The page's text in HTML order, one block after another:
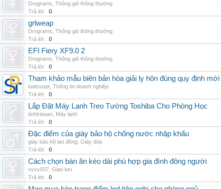
Drograms Thông gió thông thường
Trả lời:
0
grlweap
Drograms Thông gió thông thường
Trả lời:
0
EFI Fiery XF9.0 2
Drograms Thông gió thông thường
Trả lời:
0
Tham khảo mẫu biên bản hòa giải ly hôn đúng quy định mới
luatsuspt Thông tin doanh nghiệp
Trả lời:
0
Lắp Đặt Máy Lạnh Treo Tường Toshiba Cho Phòng Học
tinhtrieuan Máy lạnh
Trả lời:
0
Đặc điểm của giày bảo hộ chống nước nhập khẩu
giày bảo hộ lao động Giày dép
Trả lời:
0
Cách chọn bàn ăn kéo dài phù hợp gia đình đông người
vyvy937 Giao lưu
Trả lời:
0